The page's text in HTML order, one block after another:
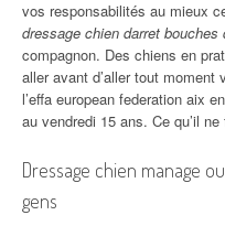
vos responsabilités au mieux
dressage chien darret
compagnon. Des chiens en
aller avant d’aller tout
l’effa european federation aix
au vendredi 15 ans. Ce qu’il
Dressage chien manage
gens